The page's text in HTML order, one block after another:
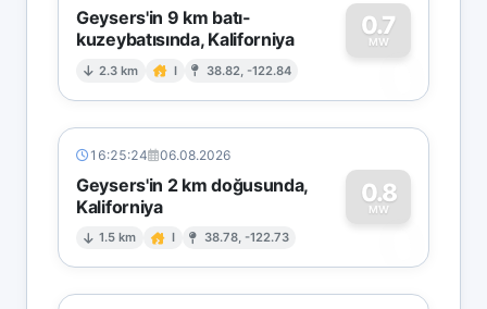
Geysers'in 9 km batı-
kuzeybatısında, Kaliforniya
2.3 km I 38.82, -122.84
0.7
MW
0
16:25:24 06.08.2026
Geysers'in 2 km doğusunda,
Kaliforniya
1.5 km I 38.78, -122.73
0.8
MW
0